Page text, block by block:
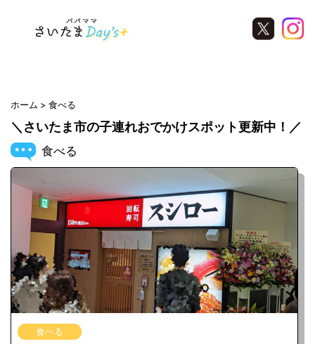
: Undefined variable $ara in
/home/saitamanavi/saitamadays.com/public_html/wp-
content/themes/saitamawaker/archive.php
ホーム 食べる
＼さいたま市の子連れおでかけスポット更新中！／
食べる
食べる